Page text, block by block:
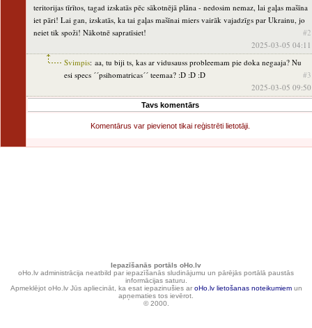
teritorijas tīrītos, tagad izskatās pēc sākotnējā plāna - nedosim nemaz, lai gaļas mašīna
iet pāri! Lai gan, izskatās, ka tai gaļas mašīnai miers vairāk vajadzīgs par Ukrainu, jo
neiet tik spoži! Nākotnē sapratīsiet!
#2
2025-03-05 04:11
Svimpis: aa, tu biji ts, kas ar vidusauss probleemam pie doka negaaja? Nu
esi specs ´´psihomatricas´´ teemaa? :D :D :D
#3
2025-03-05 09:50
Tavs komentārs
Komentārus var pievienot tikai reģistrēti lietotāji.
Iepazīšanās portāls oHo.lv
oHo.lv administrācija neatbild par iepazīšanās sludinājumu un pārējās portālā paustās
informācijas saturu.
Apmeklējot oHo.lv Jūs apliecināt, ka esat iepazinušies ar oHo.lv lietošanas noteikumiemun
apņematies tos ievērot.
© 2000.